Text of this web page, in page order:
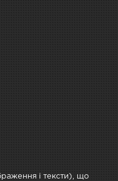
і тексти), що